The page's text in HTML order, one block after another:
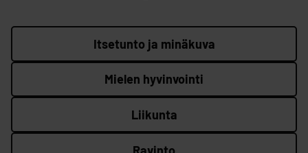
Itsetunto ja minäkuva
Mielen hyvinvointi
Liikunta
Ravinto